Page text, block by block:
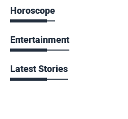
Horoscope
Entertainment
Latest Stories